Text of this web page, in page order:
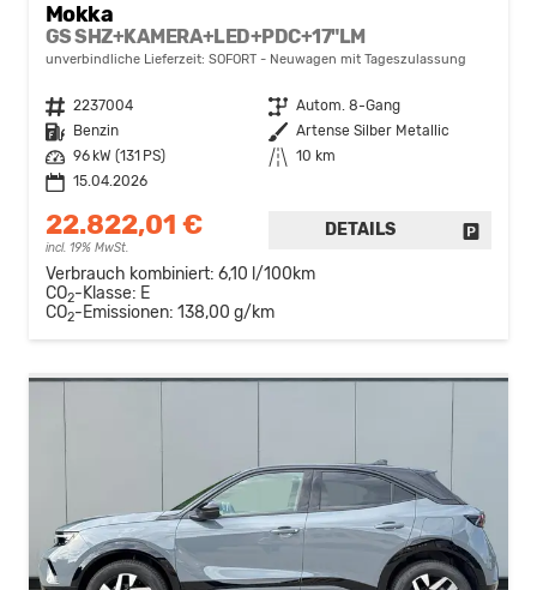
Mokka
GS SHZ+KAMERA+LED+PDC+17"LM
unverbindliche Lieferzeit: SOFORT Neuwagen mit Tageszulassung
Fahrzeugnr. 2237004 Getriebe Autom. 8-Gang
Kraftstoff
Benzin Außenfarbe Artense Silber Metallic
Leistung
96 kW (131 PS) Kilometerstand
10 km
15.04.2026
22.822,01 €
incl. 19% MwSt.
DETAILS
Verbrauch kombiniert: 6,10 l/100km
CO2-Klasse: E
CO2-Emissionen: 138,00 g/km